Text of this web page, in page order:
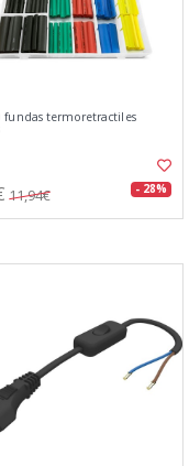
fundas termoretractiles
11,94€ - 28%